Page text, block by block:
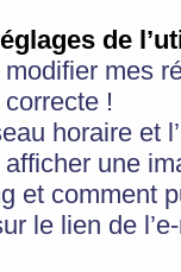
de
mes
correcte !
horaire et
une
et comment
le lien de